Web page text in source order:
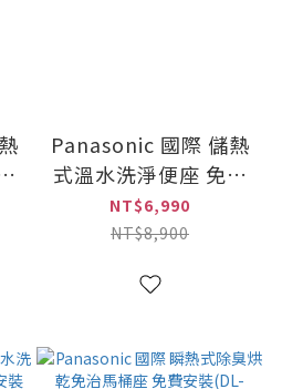
Panasonic 國際 儲熱
式溫水洗淨便座 免費
安裝(DL-F610RTWS)
NT$6,990
NT$8,900